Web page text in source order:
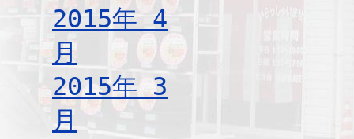
2015年 4
月
2015年 3
月